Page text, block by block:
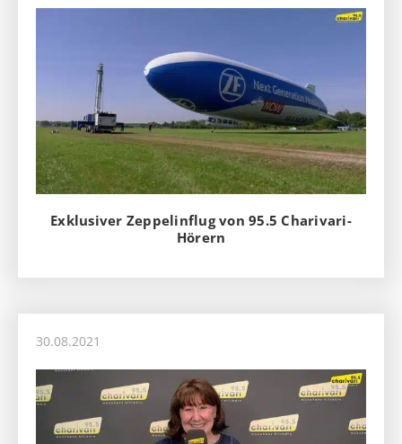
Exklusiver Zeppelinflug von 95.5 Charivari-
Hörern
30.08.2021